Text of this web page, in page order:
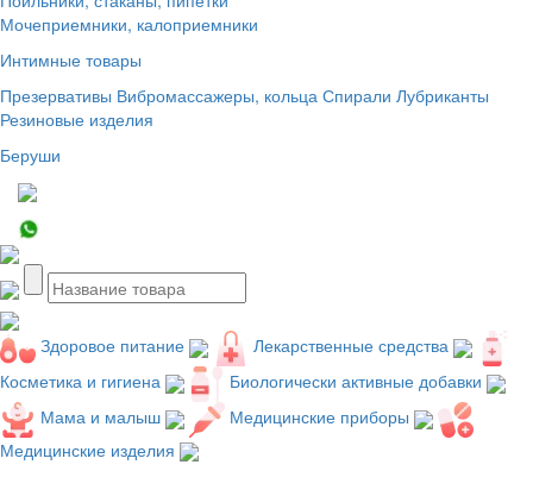
Мочеприемники, калоприемники
Интимные товары
Презервативы Вибромассажеры, кольца Спирали Лубриканты
Резиновые изделия
Беруши
Здоровое питание
Лекарственные средства
Косметика и гигиена
Биологически активные добавки
Мама и малыш
Медицинские приборы
Медицинские изделия